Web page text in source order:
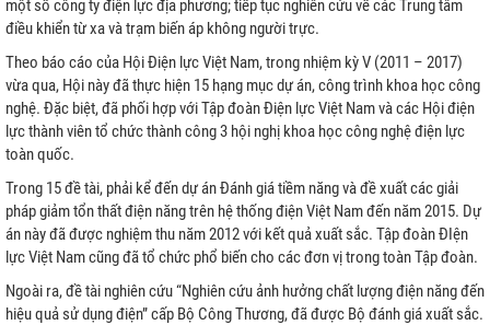
một số công ty điện lực địa phương; tiếp tục nghiên cứu về các Trung tâm
điều khiển từ xa và trạm biến áp không người trực.
Theo báo cáo của Hội Điện lực Việt Nam, trong nhiệm kỳ V (2011 – 2017)
vừa qua, Hội này đã thực hiện 15 hạng mục dự án, công trình khoa học công
nghệ. Đặc biệt, đã phối hợp với Tập đoàn Điện lực Việt Nam và các Hội điện
lực thành viên tổ chức thành công 3 hội nghị khoa học công nghệ điện lực
toàn quốc.
Trong 15 đề tài, phải kể đến dự án Đánh giá tiềm năng và đề xuất các giải
pháp giảm tổn thất điện năng trên hệ thống điện Việt Nam đến năm 2015. Dự
án này đã được nghiệm thu năm 2012 với kết quả xuất sắc. Tập đoàn ĐIện
lực Việt Nam cũng đã tổ chức phổ biến cho các đơn vị trong toàn Tập đoàn.
Ngoài ra, đề tài nghiên cứu “Nghiên cứu ảnh hưởng chất lượng điện năng đến
hiệu quả sử dụng điện” cấp Bộ Công Thương, đã được Bộ đánh giá xuất sắc.